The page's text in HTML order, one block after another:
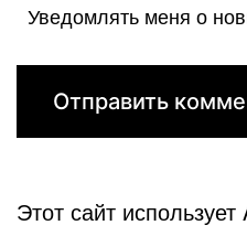
Уведомлять меня о
Этот сайт